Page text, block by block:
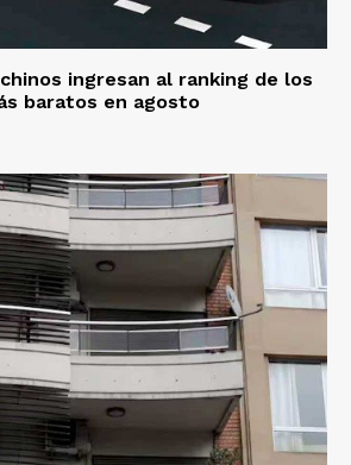
ingresan al ranking de los
baratos en agosto